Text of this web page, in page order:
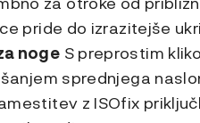
pride do izrazitejše
noge S preprostim
sprednjega
z ISOfix